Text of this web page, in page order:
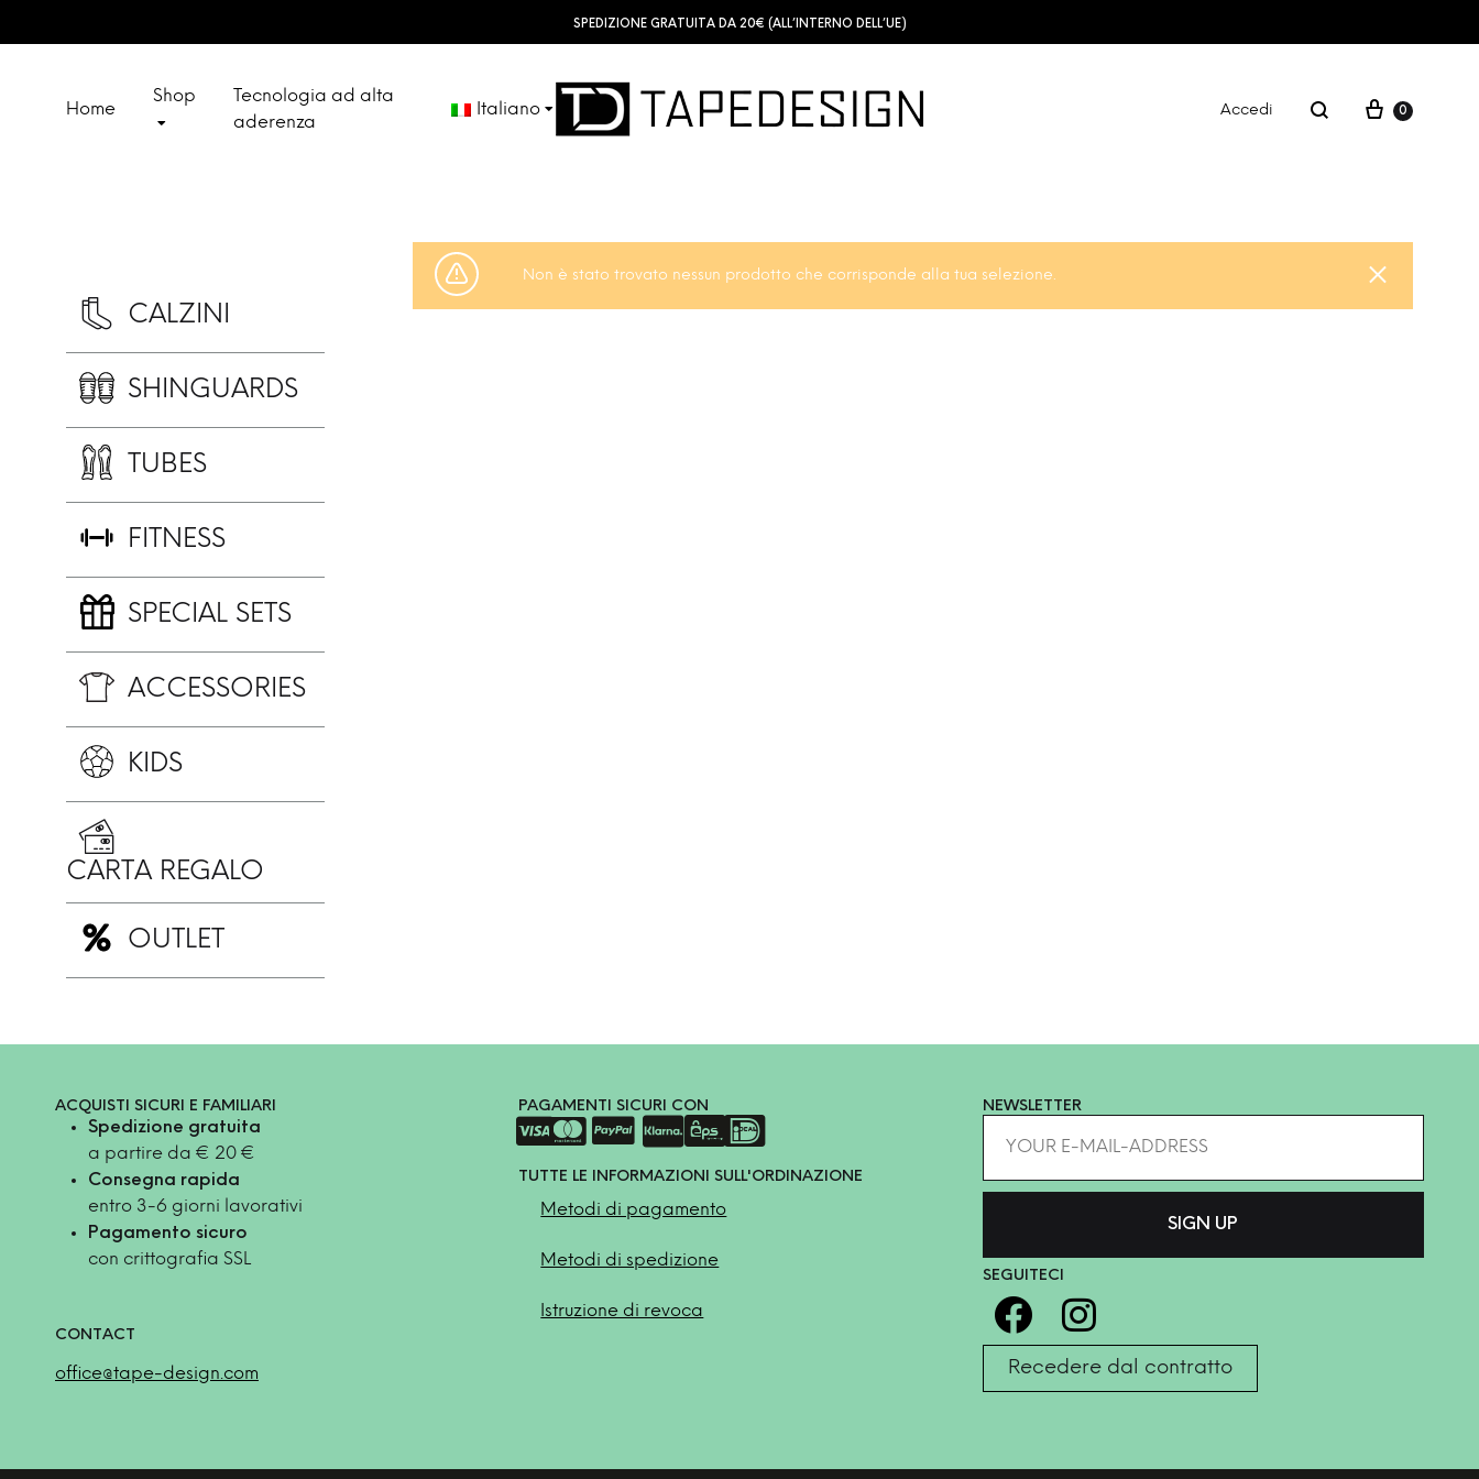
SPEDIZIONE GRATUITA DA 20€ (ALL’INTERNO DELL’UE)
Home
Shop
OUTLET
Tecnologia ad alta
aderenza
Italiano
English
Français
Accedi 0
Non è stato trovato nessun prodotto che corrisponde alla tua selezione.
CALZINI
SHINGUARDS
TUBES
FITNESS
SPECIAL SETS
ACCESSORIES
KIDS
CARTA REGALO
OUTLET
ACQUISTI SICURI E FAMILIARI
Spedizione gratuita
a partire da € 20 €
Consegna rapida
entro 3-6 giorni lavorativi
Pagamento sicuro
con crittografia SSL
CONTACT
office@tape-design.com
PAGAMENTI SICURI CON
TUTTE LE INFORMAZIONI SULL'ORDINAZIONE
Metodi di pagamento
Metodi di spedizione
Istruzione di revoca
NEWSLETTER
SEGUITECI
Recedere dal contratto